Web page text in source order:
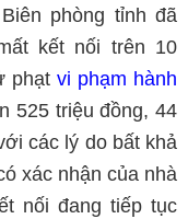
phòng tỉnh đã
kết nối trên 10
phạtvi phạm hành
525 triệu đồng, 44
các lý do bất khả
xác nhận của nhà
nối đang tiếp tục